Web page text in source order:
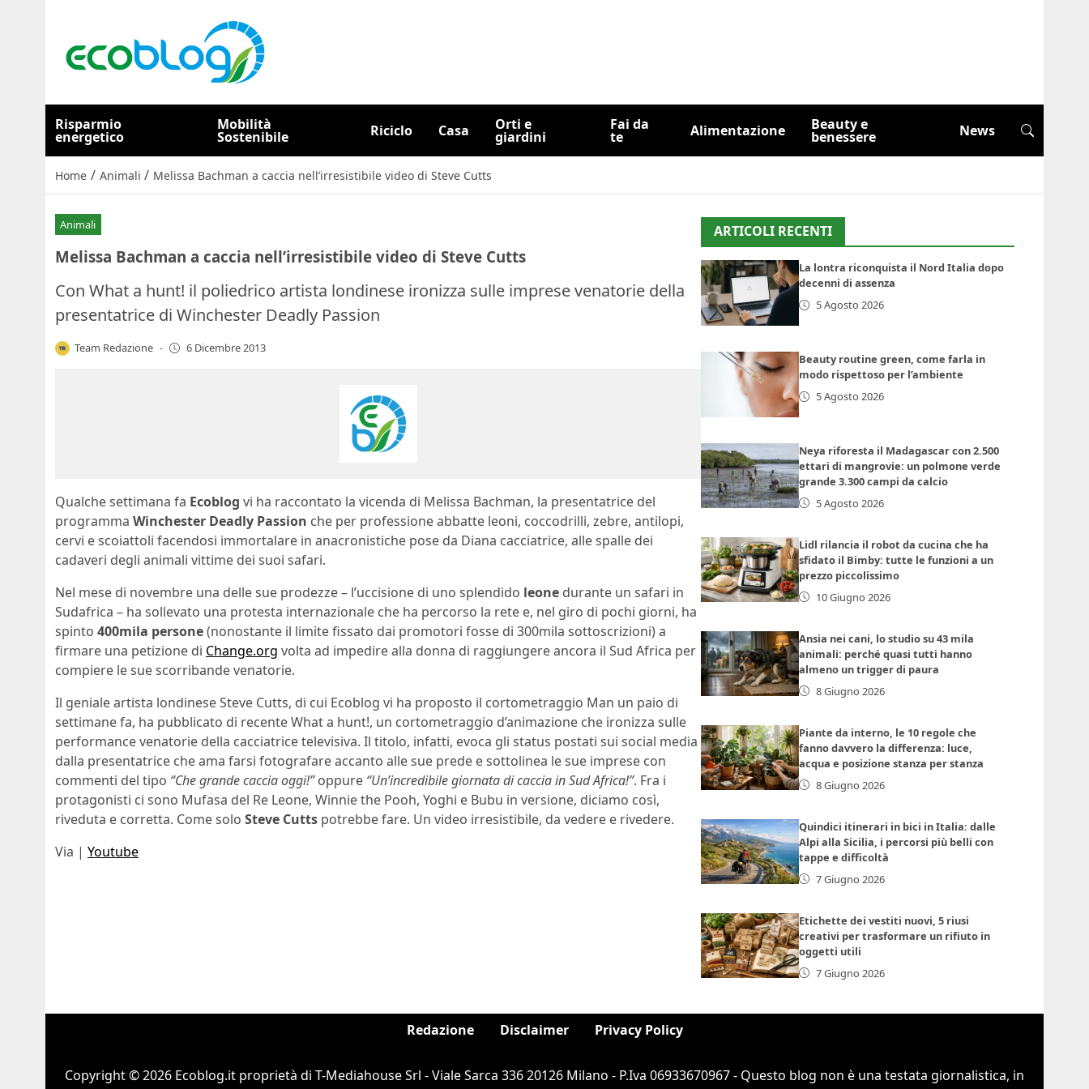
Risparmio
energetico
Mobilità
Sostenibile Riciclo Casa Orti e
giardini
Fai da
te Alimentazione Beauty e
benessere News
Home / Animali / Melissa Bachman a caccia nell’irresistibile video di Steve Cutts
Animali
Melissa Bachman a caccia nell’irresistibile video di Steve Cutts
Con What a hunt! il poliedrico artista londinese ironizza sulle imprese venatorie della
presentatrice di Winchester Deadly Passion
Team Redazione - 6 Dicembre 2013
Qualche settimana fa Ecoblog vi ha raccontato la vicenda di Melissa Bachman, la presentatrice del
programma Winchester Deadly Passion che per professione abbatte leoni, coccodrilli, zebre, antilopi,
cervi e scoiattoli facendosi immortalare in anacronistiche pose da Diana cacciatrice, alle spalle dei
cadaveri degli animali vittime dei suoi safari.
Nel mese di novembre una delle sue prodezze – l’uccisione di uno splendido leone durante un safari in
Sudafrica – ha sollevato una protesta internazionale che ha percorso la rete e, nel giro di pochi giorni, ha
spinto 400mila persone(nonostante il limite fissato dai promotori fosse di 300mila sottoscrizioni) a
firmare una petizione di Change.org volta ad impedire alla donna di raggiungere ancora il Sud Africa per
compiere le sue scorribande venatorie.
Il geniale artista londinese Steve Cutts, di cui Ecoblog vi ha proposto il cortometraggio Man un paio di
settimane fa, ha pubblicato di recente What a hunt!, un cortometraggio d’animazione che ironizza sulle
performance venatorie della cacciatrice televisiva. Il titolo, infatti, evoca gli status postati sui social media
dalla presentatrice che ama farsi fotografare accanto alle sue prede e sottolinea le sue imprese con
commenti del tipo “Che grande caccia oggi!”oppure “Un’incredibile giornata di caccia in Sud Africa!”. Fra i
protagonisti ci sono Mufasa del Re Leone, Winnie the Pooh, Yoghi e Bubu in versione, diciamo così,
riveduta e corretta. Come solo Steve Cutts potrebbe fare. Un video irresistibile, da vedere e rivedere.
Via | Youtube
ARTICOLI RECENTI
La lontra riconquista il Nord Italia dopo
decenni di assenza
5 Agosto 2026
Beauty routine green, come farla in
modo rispettoso per l’ambiente
5 Agosto 2026
Neya riforesta il Madagascar con 2.500
ettari di mangrovie: un polmone verde
grande 3.300 campi da calcio
5 Agosto 2026
Lidl rilancia il robot da cucina che ha
sfidato il Bimby: tutte le funzioni a un
prezzo piccolissimo
10 Giugno 2026
Ansia nei cani, lo studio su 43 mila
animali: perché quasi tutti hanno
almeno un trigger di paura
8 Giugno 2026
Piante da interno, le 10 regole che
fanno davvero la differenza: luce,
acqua e posizione stanza per stanza
8 Giugno 2026
Quindici itinerari in bici in Italia: dalle
Alpi alla Sicilia, i percorsi più belli con
tappe e difficoltà
7 Giugno 2026
Etichette dei vestiti nuovi, 5 riusi
creativi per trasformare un rifiuto in
oggetti utili
7 Giugno 2026
Redazione Disclaimer Privacy Policy
Copyright © 2026 Ecoblog.it proprietà di T-Mediahouse Srl - Viale Sarca 336 20126 Milano - P.Iva 06933670967 - Questo blog non è una testata giornalistica, in